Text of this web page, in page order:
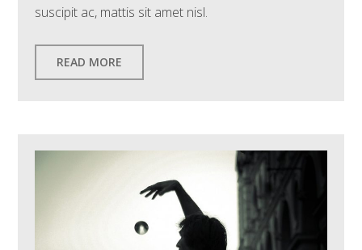
suscipit ac, mattis sit amet nisl.
READ MORE